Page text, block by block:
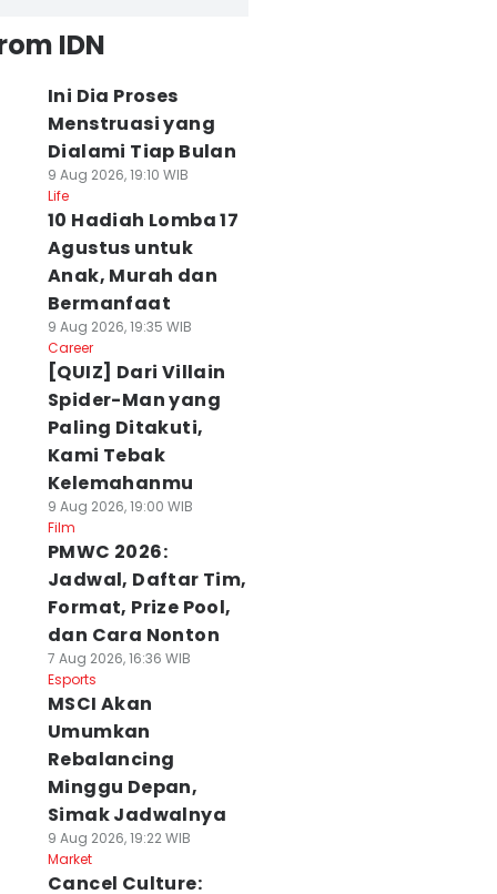
IDN
Ini Dia Proses
Menstruasi yang
Dialami Tiap Bulan
9 Aug 2026, 19:10 WIB
Life
10 Hadiah Lomba 17
Agustus untuk
Anak, Murah dan
Bermanfaat
9 Aug 2026, 19:35 WIB
Career
[QUIZ] Dari Villain
Spider-Man yang
Paling Ditakuti,
Kami Tebak
Kelemahanmu
9 Aug 2026, 19:00 WIB
Film
PMWC 2026:
Jadwal, Daftar Tim,
Format, Prize Pool,
dan Cara Nonton
7 Aug 2026, 16:36 WIB
Esports
MSCI Akan
Umumkan
Rebalancing
Minggu Depan,
Simak Jadwalnya
9 Aug 2026, 19:22 WIB
Market
Cancel Culture: